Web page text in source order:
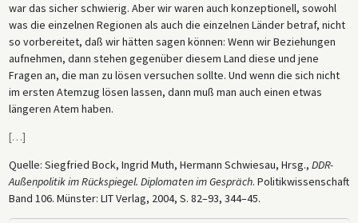
war das sicher schwierig. Aber wir waren auch konzeptionell, sowohl
was die einzelnen Regionen als auch die einzelnen Länder betraf, nicht
so vorbereitet, daß wir hätten sagen können: Wenn wir Beziehungen
aufnehmen, dann stehen gegenüber diesem Land diese und jene
Fragen an, die man zu lösen versuchen sollte. Und wenn die sich nicht
im ersten Atemzug lösen lassen, dann muß man auch einen etwas
längeren Atem haben.
[…]
Quelle: Siegfried Bock, Ingrid Muth, Hermann Schwiesau, Hrsg., DDR-
Außenpolitik im Rückspiegel. Diplomaten im Gespräch. Politikwissenschaft
Band 106. Münster: LIT Verlag, 2004, S. 82–93, 344–45.